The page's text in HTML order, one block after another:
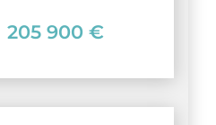
205 900 €